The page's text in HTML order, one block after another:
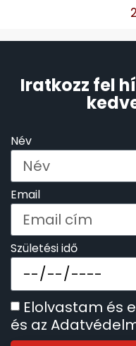
Iratkozz fel
Név
Email
Születési idő
Elolvastam és
és az